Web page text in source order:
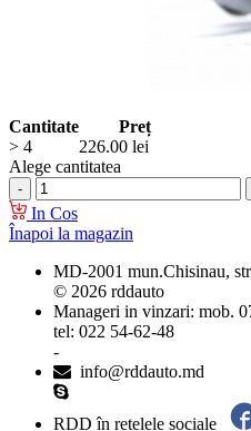
Cantitate
Preț
> 4
226.00 lei
Alege cantitatea
In Cos
Înapoi la magazin
MD-2001 mun.Chisinau,
© 2026 rddauto
Manageri in vinzari: mob.
tel: 022 54-62-48
-
info@rddauto.md
RDD în rețelele sociale